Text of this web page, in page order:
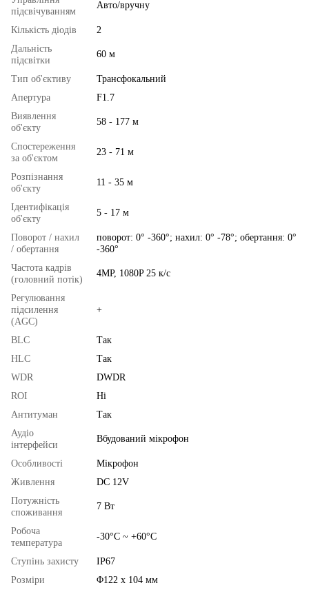
підсвічуванням
Авто/вручну
Кількість діодів
2
Дальність
підсвітки
60 м
Тип об'єктиву
Трансфокальний
Апертура
F1.7
Виявлення
об'єкту
58 - 177 м
Спостереження
за об'єктом
23 - 71 м
Розпізнання
об'єкту
11 - 35 м
Ідентифікація
об'єкту
5 - 17 м
Поворот / нахил
/ обертання
поворот: 0° -360°; нахил: 0° -78°; обертання: 0°
-360°
Частота кадрів
(головний потік)
4MP, 1080P 25 к/с
Регулювання
підсилення
(AGC)
+
BLC
Так
HLC
Так
WDR
DWDR
ROI
Ні
Антитуман
Так
Аудіо
інтерфейси
Вбудований мікрофон
Особливості
Мікрофон
Живлення
DC 12V
Потужність
споживання
7 Вт
Робоча
температура
-30°C ~ +60°C
Ступінь захисту
IP67
Розміри
Φ122 x 104 мм